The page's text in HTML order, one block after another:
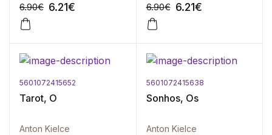
6.90€ 6.21€ 6.90€ 6.21€
5601072415652
Tarot, O
Anton Kielce
5601072415638
Sonhos, Os
Anton Kielce